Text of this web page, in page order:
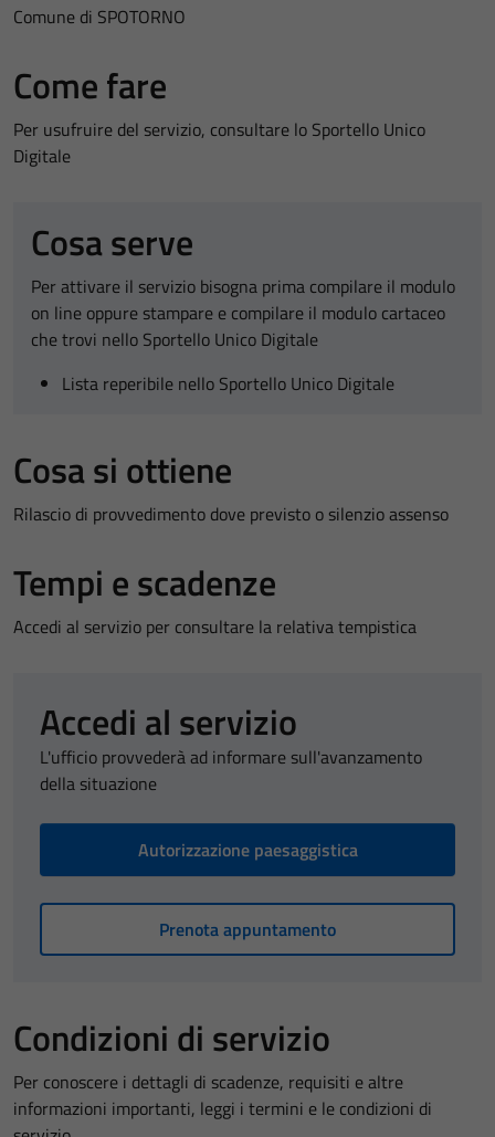
Comune di SPOTORNO
Come fare
Per usufruire del servizio, consultare lo Sportello Unico
Digitale
Cosa serve
Per attivare il servizio bisogna prima compilare il modulo
on line oppure stampare e compilare il modulo cartaceo
che trovi nello Sportello Unico Digitale
Lista reperibile nello Sportello Unico Digitale
Cosa si ottiene
Rilascio di provvedimento dove previsto o silenzio assenso
Tempi e scadenze
Accedi al servizio per consultare la relativa tempistica
Accedi al servizio
L'ufficio provvederà ad informare sull'avanzamento
della situazione
Autorizzazione paesaggistica
Prenota appuntamento
Condizioni di servizio
Per conoscere i dettagli di scadenze, requisiti e altre
informazioni importanti, leggi i termini e le condizioni di